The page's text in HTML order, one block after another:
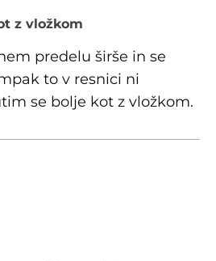
5 zvezdic
z vložkom
predelu širše in se
to v resnici ni
se bolje kot z vložkom.
5 zvezdic